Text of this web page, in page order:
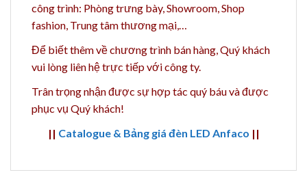
công trình: Phòng trưng bày, Showroom, Shop
fashion, Trung tâm thương mại,…
Để biết thêm về chương trình bán hàng,Quý khách
vui lòng liên hệ trực tiếp với công ty.
Trân trọng nhận được sự hợp tác quý báu và được
phục vụ Quý khách!
|| Catalogue & Bảng giá đèn LED Anfaco ||